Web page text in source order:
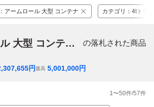
： アームロール 大型 コンテナ カテゴリ ： 4tトラ
「アームロール 大型 コンテナ」 の落札された商品
円最高 5,001,000円
1 〜50件/57件